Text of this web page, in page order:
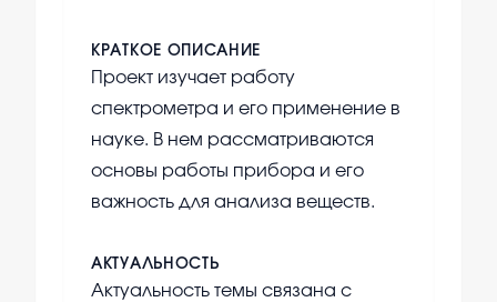
КРАТКОЕ ОПИСАНИЕ
Проект изучает работу
спектрометра и его применение в
науке. В нем рассматриваются
основы работы прибора и его
важность для анализа веществ.
АКТУАЛЬНОСТЬ
Актуальность темы связана с